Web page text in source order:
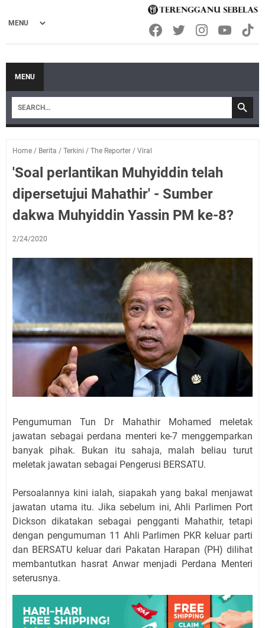
MENU
Home / Berita / Terkini / The Reporter / Viral
'Soal perlantikan Muhyiddin telah
dipersetujui Mahathir' - Sumber
dakwa Muhyiddin Yassin PM ke-8?
2/24/2020
Pengumuman Tun Dr Mahathir Mohamed meletak
jawatan sebagai perdana menteri ke-7 menggemparkan
banyak pihak. Bukan itu sahaja, malah beliau turut
meletak jawatan sebagai Pengerusi BERSATU.
Persoalannya kini ialah, siapakah yang bakal menjawat
jawatan utama itu. Jika sebelum ini, Ahli Parlimen Port
Dickson dikatakan sebagai pengganti Mahathir, tetapi
dengan pengumuman 11 Ahli Parlimen PKR keluar parti
dan BERSATU keluar dari Pakatan Harapan (PH) dilihat
membantutkan hasrat Anwar menjadi Perdana Menteri
seterusnya.